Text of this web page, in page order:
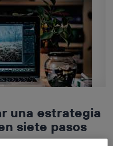
una estrategia
siete pasos